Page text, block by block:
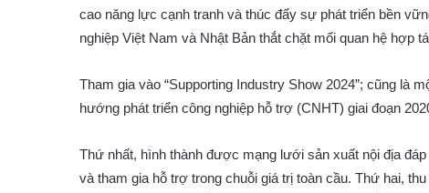
cao năng lực cạnh tranh và thúc đẩy sự phát triển bền
nghiệp Việt Nam và Nhật Bản thắt chặt mối quan hệ hợp
Tham gia vào “Supporting Industry Show 2024”; cũng là
hướng phát triển công nghiệp hỗ trợ (CNHT) giai đoạn
Thứ nhất, hình thành được mạng lưới sản xuất nội địa
và tham gia hỗ trợ trong chuỗi giá trị toàn cầu. Thứ hai,